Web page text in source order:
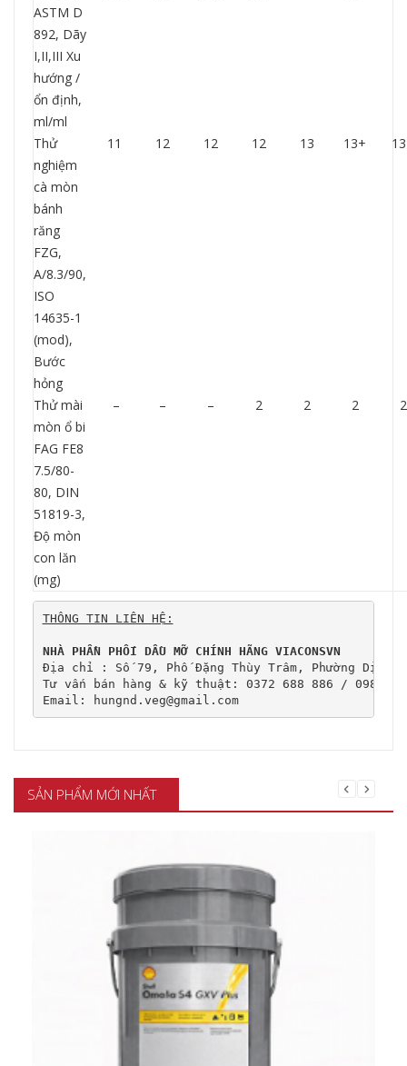
ASTM D
892, Dãy
I,II,III Xu
hướng /
ổn định,
ml/ml
Thử
nghiệm
cà mòn
bánh
răng
FZG,
A/8.3/90,
ISO
14635-1
(mod),
Bước
hỏng
11 12 12 12 13 13+
Thử mài
mòn ổ bi
FAG FE8
7.5/80-
80, DIN
51819-3,
Độ mòn
con lăn
(mg)
– – – 2 2 2 2
THÔNG TIN LIÊN HỆ:
NHÀ PHẦN PHỐI DẦU MỠ CHÍNH HÃNG VIACONSVN
Địa chỉ : Số 79, Phố Đặng Thùy Trâm, Phường Dịch
Tư vấn bán hàng & kỹ thuật: 0372 688 886 / 0989
Email: hungnd.veg@gmail.com
SẢN PHẨM MỚI NHẤT